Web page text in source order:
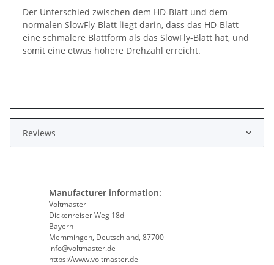
Der Unterschied zwischen dem HD-Blatt und dem
normalen SlowFly-Blatt liegt darin, dass das HD-Blatt
eine schmälere Blattform als das SlowFly-Blatt hat, und
somit eine etwas höhere Drehzahl erreicht.
Reviews
Manufacturer information:
Voltmaster
Dickenreiser Weg 18d
Bayern
Memmingen, Deutschland, 87700
info@voltmaster.de
https://www.voltmaster.de